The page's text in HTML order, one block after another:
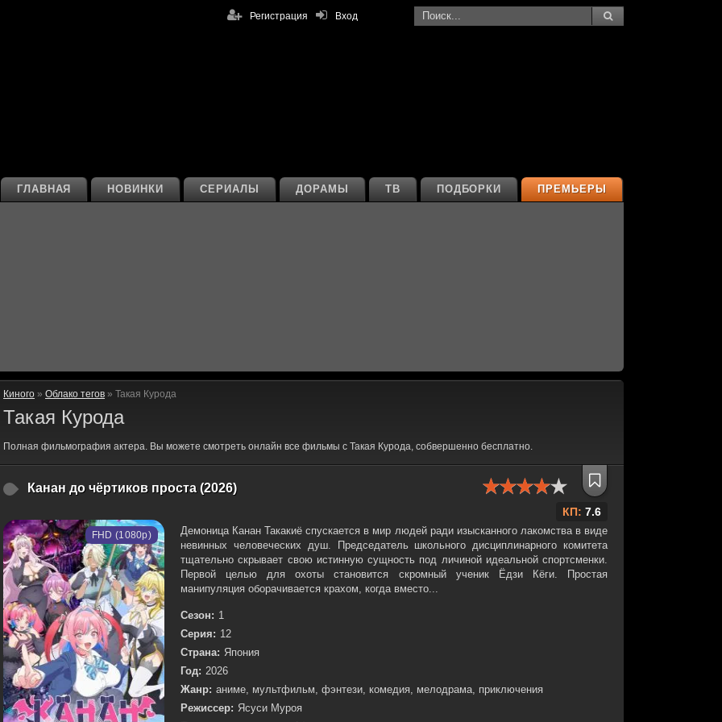
Вход
Регистрация
ПРЕМЬЕРЫ
ПОДБОРКИ
ТВ
ДОРАМЫ
СЕРИАЛЫ
НОВИНКИ
ГЛАВНАЯ
Киного » Облако тегов » Такая Курода
Такая Курода
Полная фильмография актера. Вы можете смотреть онлайн все фильмы с Такая Курода, собвершенно бесплатно.
Канан до чёртиков проста (2026)
КП: 7.6
FHD (1080p)
Демоница Канан Такакиё спускается в мир людей ради изысканного лакомства в виде
невинных человеческих душ. Председатель школьного дисциплинарного комитета
тщательно скрывает свою истинную сущность под личиной идеальной спортсменки.
Первой целью для охоты становится скромный ученик Ёдзи Кёги. Простая
манипуляция оборачивается крахом, когда вместо...
Сезон: 1
Серия: 12
Страна: Япония
Год: 2026
Жанр: аниме, мультфильм, фэнтези, комедия, мелодрама, приключения
Режиссер: Ясуси Муроя